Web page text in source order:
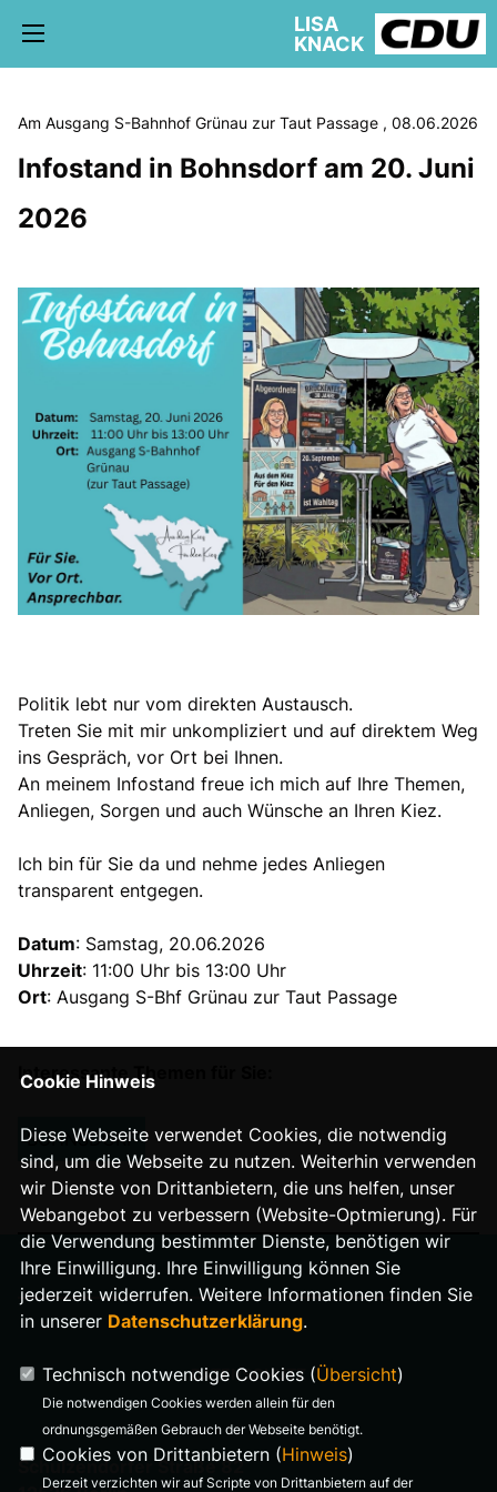
schriftliche Anfragen
AUSSCHÜSSE
LISA
KNACK
Am Ausgang S-Bahnhof Grünau zur Taut Passage , 08.06.2026
Infostand in Bohnsdorf am 20. Juni
2026
Politik lebt nur vom direkten Austausch.
Treten Sie mit mir unkompliziert und auf direktem Weg
ins Gespräch, vor Ort bei Ihnen.
An meinem Infostand freue ich mich auf Ihre Themen,
Anliegen, Sorgen und auch Wünsche an Ihren Kiez.
Ich bin für Sie da und nehme jedes Anliegen
transparent entgegen.
Datum: Samstag, 20.06.2026
Uhrzeit: 11:00 Uhr bis 13:00 Uhr
Ort: Ausgang S-Bhf Grünau zur Taut Passage
Interessante Themen für Sie:
BOHNSDORF
IMPRESSUM
DATENSCHUTZ
Schulzendorfer Straße 82
Cookie Hinweis
Diese Webseite verwendet Cookies, die notwendig
sind, um die Webseite zu nutzen. Weiterhin verwenden
wir Dienste von Drittanbietern, die uns helfen, unser
Webangebot zu verbessern (Website-Optmierung). Für
die Verwendung bestimmter Dienste, benötigen wir
Ihre Einwilligung. Ihre Einwilligung können Sie
jederzeit widerrufen. Weitere Informationen finden Sie
in unserer Datenschutzerklärung.
Technisch notwendige Cookies (Übersicht)
Die notwendigen Cookies werden allein für den
ordnungsgemäßen Gebrauch der Webseite benötigt.
Cookies von Drittanbietern (Hinweis)
Derzeit verzichten wir auf Scripte von Drittanbietern auf der